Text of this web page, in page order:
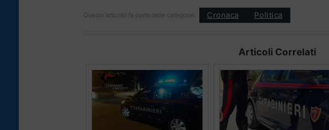
Questo articolo fa parte delle categorie: Cronaca Politica
Articoli Correlati